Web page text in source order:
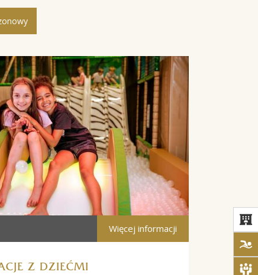
Więcej informacji
Z DZIEĆMI